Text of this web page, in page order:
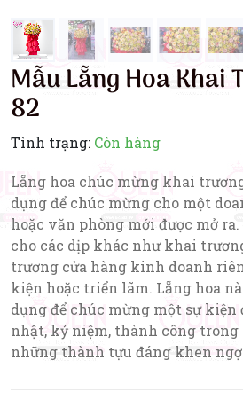
Mẫu Lẵng Hoa Khai
82
Tình trạng: Còn hàng
Lẵng hoa chúc mừng khai
dụng để chúc mừng cho một
hoặc văn phòng mới được mở
cho các dịp khác như khai
trương cửa hàng kinh doanh
kiện hoặc triển lãm. Lẵng hoa
dụng để chúc mừng một sự
nhật, kỷ niệm, thành công trong
những thành tựu đáng khen